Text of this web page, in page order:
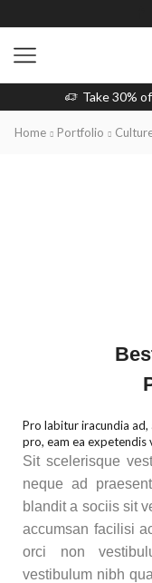
Take 30%
Home Portfolio
Pro labitur iracundia
pro, eam ea
Sit scelerisque
neque ad
blandit a sociis sit
accumsan facilisi
orci non
vestibulum nibh